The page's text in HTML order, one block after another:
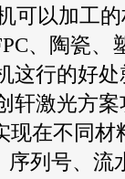
以加工的
、陶瓷、
这行的好
轩激光方
现在不同材
列号、流